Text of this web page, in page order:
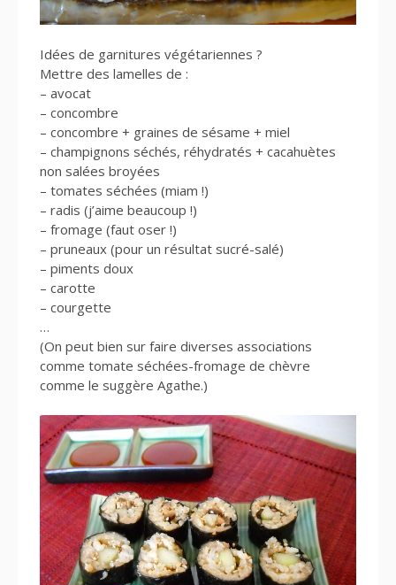
Idées de garnitures végétariennes ?
Mettre des lamelles de :
– avocat
– concombre
– concombre + graines de sésame + miel
– champignons séchés, réhydratés + cacahuètes
non salées broyées
– tomates séchées (miam !)
– radis (j’aime beaucoup !)
– fromage (faut oser !)
– pruneaux (pour un résultat sucré-salé)
– piments doux
– carotte
– courgette
…
(On peut bien sur faire diverses associations
comme tomate séchées-fromage de chèvre
comme le suggère Agathe.)